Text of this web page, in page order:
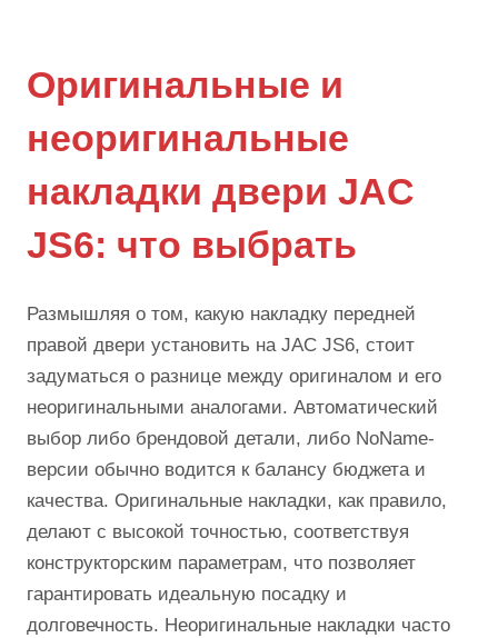
Оригинальные и
неоригинальные
накладки двери JAC
JS6: что выбрать
Размышляя о том, какую накладку передней
правой двери установить на JAC JS6, стоит
задуматься о разнице между оригиналом и его
неоригинальными аналогами. Автоматический
выбор либо брендовой детали, либо NoName-
версии обычно водится к балансу бюджета и
качества. Оригинальные накладки, как правило,
делают с высокой точностью, соответствуя
конструкторским параметрам, что позволяет
гарантировать идеальную посадку и
долговечность. Неоригинальные накладки часто